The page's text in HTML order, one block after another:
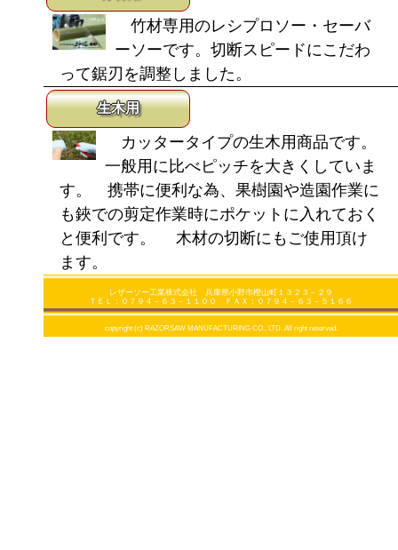
竹材専用のレシプロソー・セーバ
ーソーです。切断スピードにこだわ
って鋸刃を調整しました。
生木用
カッタータイプの生木用商品です。
一般用に比べピッチを大きくしていま
す。 携帯に便利な為、果樹園や造園作業に
も鋏での剪定作業時にポケットに入れておく
と便利です。 木材の切断にもご使用頂け
ます。
レザーソー工業株式会社 兵庫県小野市樫山町１３２３－２９
ＴＥＬ：０７９４－６３－１１００ ＦＡＸ：０７９４－６３－５１６６
copyright (c) RAZORSAW MANUFACTURING CO., LTD. All right reserved.